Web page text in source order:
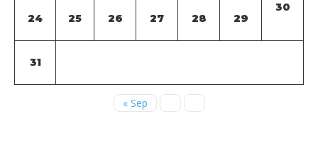
24 25 26 27 28 29
30
31
« Sep